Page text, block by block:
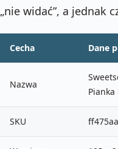
„nie widać”, a jednak
Cecha Dane
Nazwa
Pianka
SKU